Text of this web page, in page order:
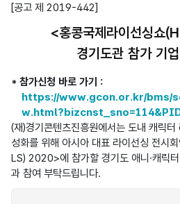
[공고 제 2019-442]
<홍콩국제라이선싱
경기도관 참가 기
* 참가신청 바로 가기 :
https://www.gcon.or.kr/bms/
(재)경기콘텐츠진흥원에서는 도내 캐릭
성화를 위해 아시아 대표 라이선싱 전시
LS) 2020>에 참가할 경기도 애니·캐릭
과 참여 부탁드립니다.